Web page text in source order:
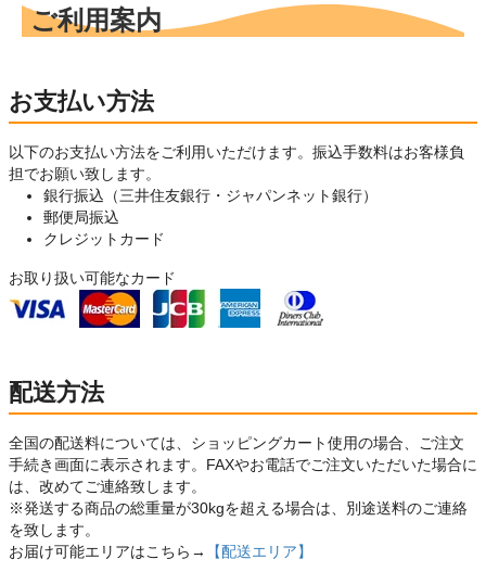
ご利用案内
お支払い方法
以下のお支払い方法をご利用いただけます。振込手数料はお客様負
担でお願い致します。
銀行振込（三井住友銀行・ジャパンネット銀行）
郵便局振込
クレジットカード
お取り扱い可能なカード
配送方法
全国の配送料については、ショッピングカート使用の場合、ご注文
手続き画面に表示されます。FAXやお電話でご注文いただいた場合に
は、改めてご連絡致します。
※発送する商品の総重量が30kgを超える場合は、別途送料のご連絡
を致します。
お届け可能エリアはこちら→
【配送エリア】